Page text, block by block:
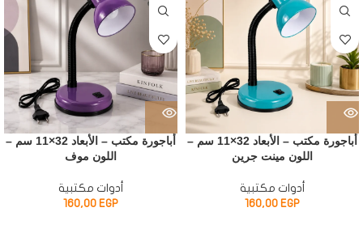
أباجورة مكتب – الأبعاد 32×11 سم –
اللون مينت جرين
أدوات مكتبية
160,00 EGP
أباجورة مكتب – الأبعاد 32×11 سم –
اللون موف
أدوات مكتبية
160,00 EGP